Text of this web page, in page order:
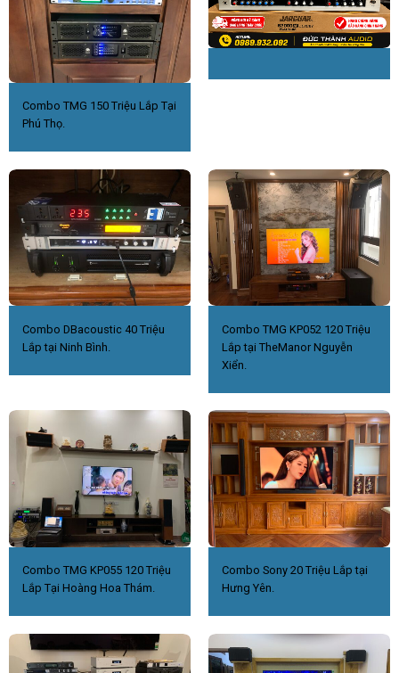
Combo TMG 150 Triệu Lắp Tại
Phú Thọ.
Combo DBacoustic 40 Triệu
Lắp tại Ninh Bình.
Combo TMG KP052 120 Triệu
Lắp tại TheManor Nguyễn
Xiển.
Combo TMG KP055 120 Triệu
Lắp Tại Hoàng Hoa Thám.
Combo Sony 20 Triệu Lắp tại
Hưng Yên.